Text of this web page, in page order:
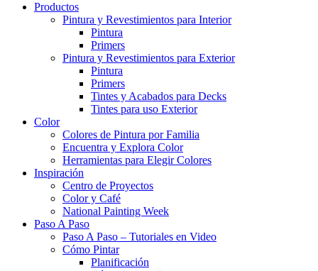
Productos
Pintura y Revestimientos para Interior
Pintura
Primers
Pintura y Revestimientos para Exterior
Pintura
Primers
Tintes y Acabados para Decks
Tintes para uso Exterior
Color
Colores de Pintura por Familia
Encuentra y Explora Color
Herramientas para Elegir Colores
Inspiración
Centro de Proyectos
Color y Café
National Painting Week
Paso A Paso
Paso A Paso – Tutoriales en Video
Cómo Pintar
Planificación